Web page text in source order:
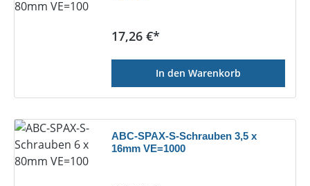
Regulärer Preis:
17,26 €*
In den Warenkorb
ABC-SPAX-S-Schrauben 3,5 x
16mm VE=1000